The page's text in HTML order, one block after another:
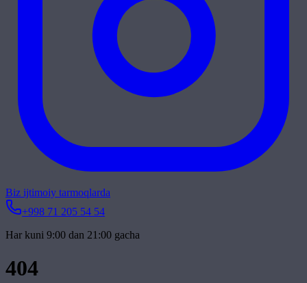
Biz ijtimoiy tarmoqlarda
+998 71 205 54 54
Har kuni 9:00 dan 21:00 gacha
404